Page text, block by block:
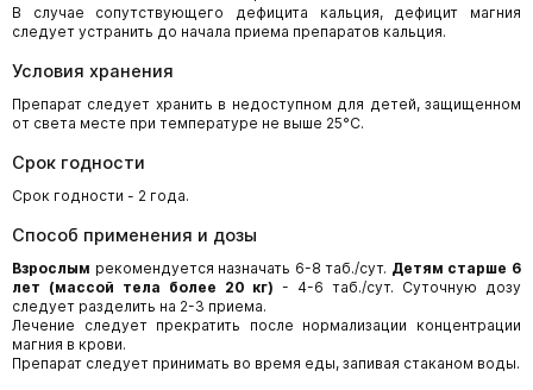
В случае сопутствующего дефицита кальция, дефицит магния
следует устранить до начала приема препаратов кальция.
Условия хранения
Препарат следует хранить в недоступном для детей, защищенном
от света месте при температуре не выше 25°C.
Срок годности
Срок годности - 2 года.
Способ применения и дозы
Взрослым рекомендуется назначать 6-8 таб./сут. Детям старше 6
лет (массой тела более 20 кг) - 4-6 таб./сут. Суточную дозу
следует разделить на 2-3 приема.
Лечение следует прекратить после нормализации концентрации
магния в крови.
Препарат следует принимать во время еды, запивая стаканом воды.